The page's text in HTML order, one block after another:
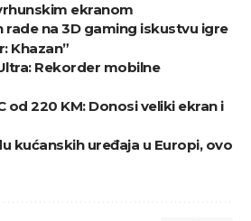
ekranom
rade na 3D gaming iskustvu igre
Khazan”
Rekorder mobilne
od 220 KM: Donosi veliki ekran i
kućanskih uređaja u Europi, ovo